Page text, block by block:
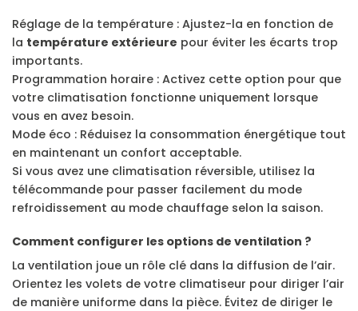
Réglage de la température : Ajustez-la en fonction de
la température extérieure pour éviter les écarts trop
importants.
Programmation horaire : Activez cette option pour que
votre climatisation fonctionne uniquement lorsque
vous en avez besoin.
Mode éco : Réduisez la consommation énergétique tout
en maintenant un confort acceptable.
Si vous avez une climatisation réversible, utilisez la
télécommande pour passer facilement du mode
refroidissement au mode chauffage selon la saison.
Comment configurer les options de ventilation ?
La ventilation joue un rôle clé dans la diffusion de l’air.
Orientez les volets de votre climatiseur pour diriger l’air
de manière uniforme dans la pièce. Évitez de diriger le